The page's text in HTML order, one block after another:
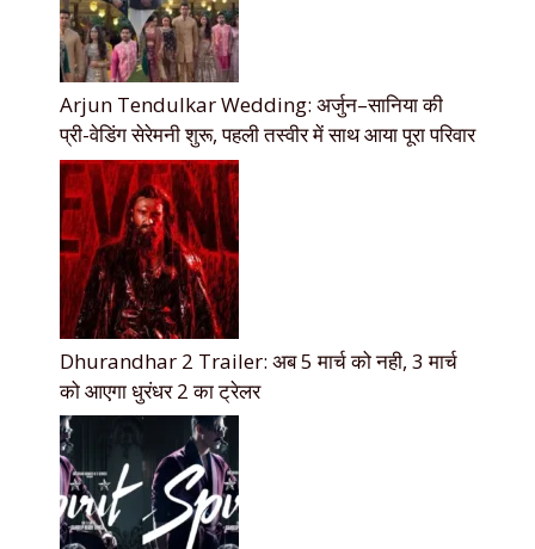
Arjun Tendulkar Wedding: अर्जुन–सानिया की
प्री-वेडिंग सेरेमनी शुरू, पहली तस्वीर में साथ आया पूरा परिवार
Dhurandhar 2 Trailer: अब 5 मार्च को नही, 3 मार्च
को आएगा धुरंधर 2 का ट्रेलर